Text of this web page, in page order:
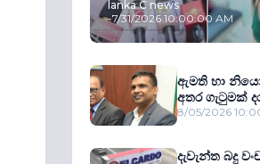
lanka C news
-7/31/2026 10:00:00 AM
ඇමති හා
අතර ගැටුමක්
8/05/2026
දැවැන්ත බදු